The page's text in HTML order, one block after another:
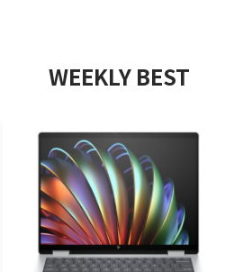
WEEKLY BEST